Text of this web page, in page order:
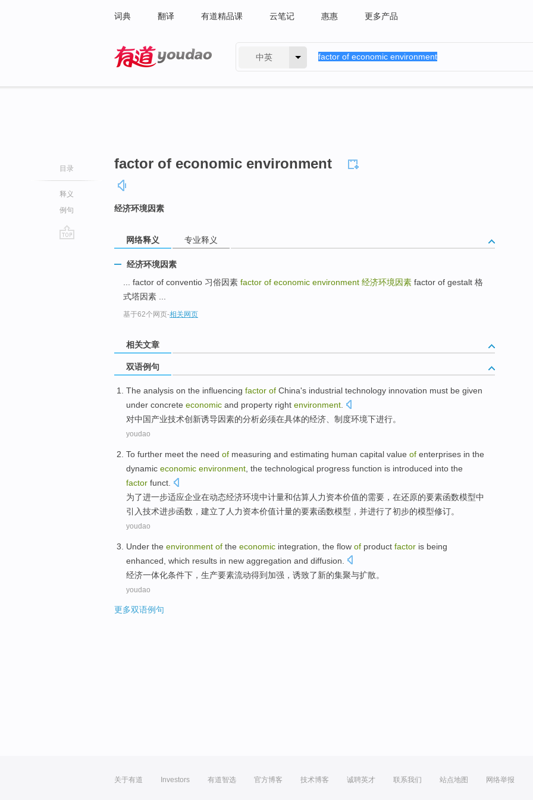
词典 翻译 有道精品课 云笔记 惠惠 更多产品
中英
目录
释义
例句
factor of economic environment
经济环境因素
网络释义 专业释义
经济环境因素
... factor of conventio 习俗因素 factor of economic environment 经济环境因素 factor of gestalt 格
式塔因素 ...
基于62个网页-相关网页
相关文章
双语例句
The analysis on the influencing factor of China's industrial technology innovation must be given
under concrete economic and property right environment
对中国产业技术创新诱导因素的分析必须在具体的经济 制度环境下进行。
youdao
To further meet the need of measuring and estimating human capital value of enterprises in the
dynamic economic environment the technological progress function is introduced into the
factor funct
为了进一步适应企业在动态经济环境中计量和估算人力资本价值的需要 ，在还原的要素函数模型中
引入技术进步函数，建立了人力资本价值计量的要素函数模型，并进行了初步的模型修订。
youdao
Under the environment of the economic integration , the flow of product factor is being
enhanced , which results in new aggregation and diffusion
经济一体化条件下 ， 生产要素流动得到 加强，诱致了新的集聚与扩散。
youdao
更多双语例句
关于有道 Investors 有道智选 官方博客 技术博客 诚聘英才 联系我们 站点地图 网络举报